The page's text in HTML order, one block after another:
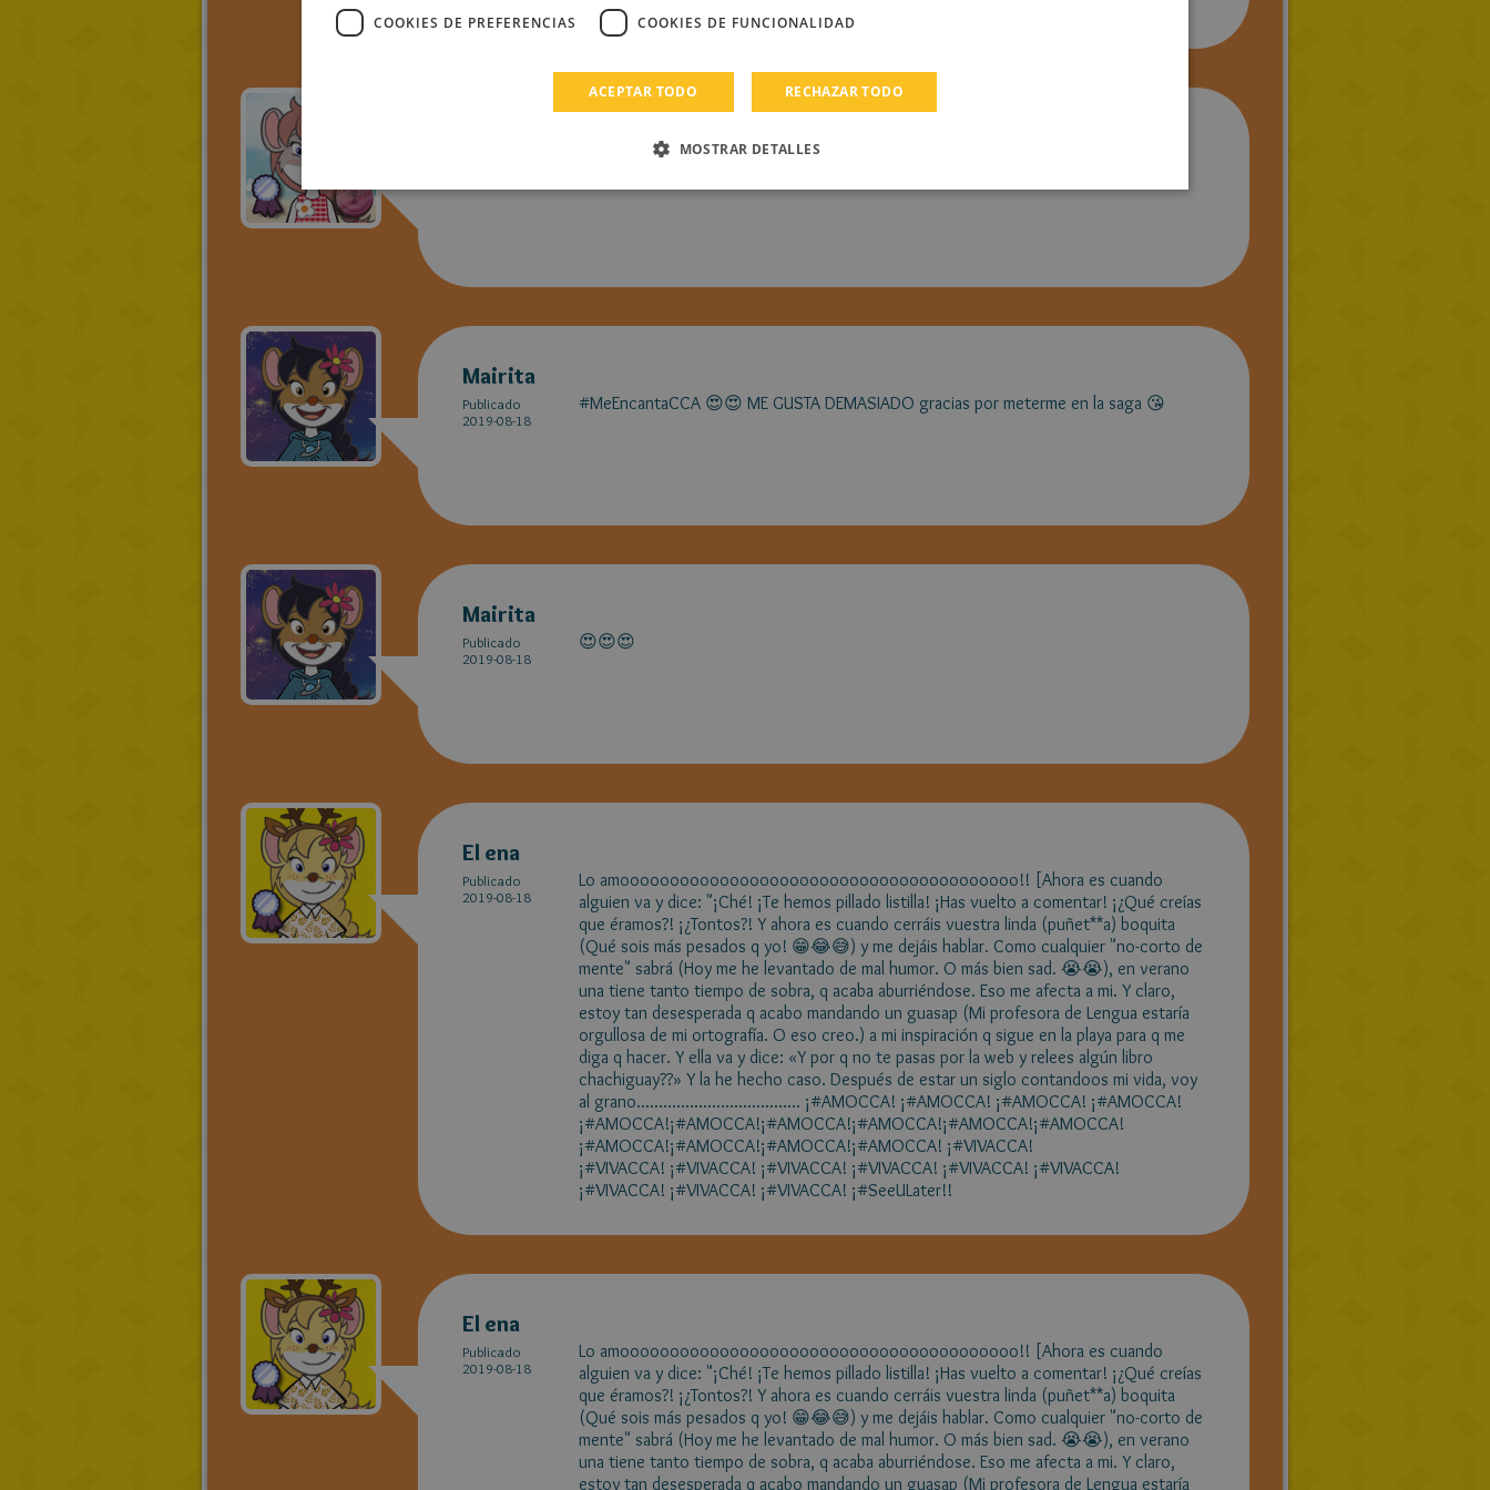
#MeEncantaCCA PD: Luego habalmos, porfa :c
Mairita
Publicado
2019-08-18
#MeEncantaCCA 😍😍 ME GUSTA DEMASIADO gracias por meterme en la saga 😘
Mairita
Publicado
2019-08-18
😍😍😍
El ena
Publicado
2019-08-18
Lo amoooooooooooooooooooooooooooooooooooooooo!! [Ahora es cuando
alguien va y dice: "¡Ché! ¡Te hemos pillado listilla! ¡Has vuelto a comentar! ¡¿Qué creías
que éramos?! ¡¿Tontos?! Y ahora es cuando cerráis vuestra linda (puñet**a) boquita
(Qué sois más pesados q yo! 😁😂😅) y me dejáis hablar. Como cualquier "no-corto de
mente" sabrá (Hoy me he levantado de mal humor. O más bien sad. 😭😭), en verano
una tiene tanto tiempo de sobra, q acaba aburriéndose. Eso me afecta a mi. Y claro,
estoy tan desesperada q acabo mandando un guasap (Mi profesora de Lengua estaría
orgullosa de mi ortografía. O eso creo.) a mi inspiración q sigue en la playa para q me
diga q hacer. Y ella va y dice: «Y por q no te pasas por la web y relees algún libro
chachiguay??» Y la he hecho caso. Después de estar un siglo contandoos mi vida, voy
al grano..................................... ¡#AMOCCA! ¡#AMOCCA! ¡#AMOCCA! ¡#AMOCCA!
¡#AMOCCA!¡#AMOCCA!¡#AMOCCA!¡#AMOCCA!¡#AMOCCA!¡#AMOCCA!
¡#AMOCCA!¡#AMOCCA!¡#AMOCCA!¡#AMOCCA! ¡#VIVACCA!
¡#VIVACCA! ¡#VIVACCA! ¡#VIVACCA! ¡#VIVACCA! ¡#VIVACCA! ¡#VIVACCA!
¡#VIVACCA! ¡#VIVACCA! ¡#VIVACCA! ¡#SeeULater!!
El ena
Publicado
2019-08-18
Lo amoooooooooooooooooooooooooooooooooooooooo!! [Ahora es cuando
alguien va y dice: "¡Ché! ¡Te hemos pillado listilla! ¡Has vuelto a comentar! ¡¿Qué creías
que éramos?! ¡¿Tontos?! Y ahora es cuando cerráis vuestra linda (puñet**a) boquita
(Qué sois más pesados q yo! 😁😂😅) y me dejáis hablar. Como cualquier "no-corto de
mente" sabrá (Hoy me he levantado de mal humor. O más bien sad. 😭😭), en verano
una tiene tanto tiempo de sobra, q acaba aburriéndose. Eso me afecta a mi. Y claro,
estoy tan desesperada q acabo mandando un guasap (Mi profesora de Lengua estaría
TURKISH
COOKIES DE PREFERENCIAS COOKIES DE FUNCIONALIDAD
ACEPTAR TODO RECHAZAR TODO
MOSTRAR DETALLES